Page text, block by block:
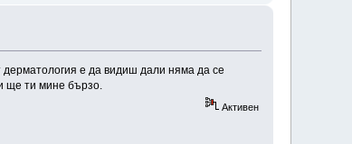
е да видиш дали няма да се
ще ти мине бързо.
Активен